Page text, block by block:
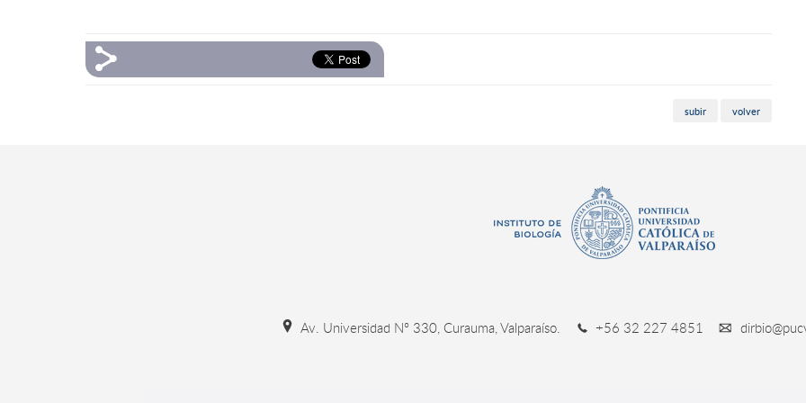
subir volver
Av. Universidad Nº 330, Curauma, Valparaíso. +56 32 227 4851